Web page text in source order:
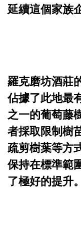
延續這個家族
羅克磨坊酒莊
佔據了此地最
之一的葡萄藤
者採取限制樹
疏剪樹葉等方
保持在標準範
了極好的提升。